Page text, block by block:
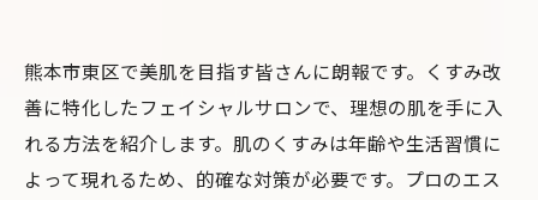
熊本市東区で美肌を目指す皆さんに朗報です。くすみ改
善に特化したフェイシャルサロンで、理想の肌を手に入
れる方法を紹介します。肌のくすみは年齢や生活習慣に
よって現れるため、的確な対策が必要です。プロのエス